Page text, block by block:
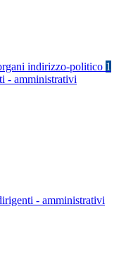
indirizzo-politico 1
- amministrativi
- amministrativi